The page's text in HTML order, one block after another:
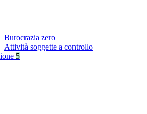
Burocrazia zero
Attività soggette a controllo
5